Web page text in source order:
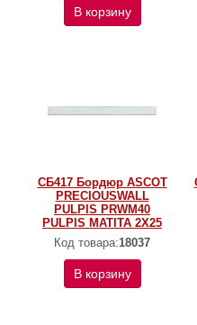
В корзину
СБ417 Бордюр ASCOT
PRECIOUSWALL
PULPIS PRWM40
PULPIS MATITA 2X25
Код товара:18037
В корзину